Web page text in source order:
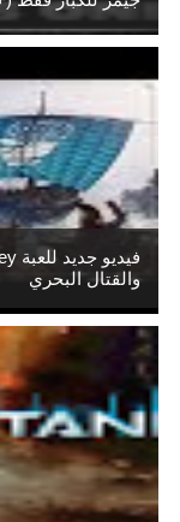
والقتال البحري